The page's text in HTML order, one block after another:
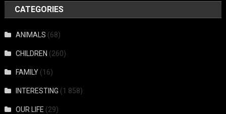
CATEGORIES
ANIMALS (68)
CHILDREN (260)
FAMILY (16)
INTERESTING (1 858)
OUR LIFE (29)